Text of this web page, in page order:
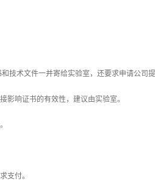
技术文件一并寄给实验室，还要求申请公司
影响证书的有效性，建议由实验室。
支付。